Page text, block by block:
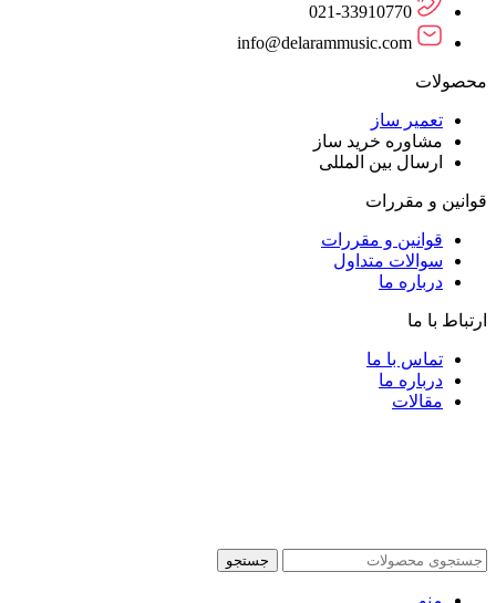
021-33910770
info@delarammusic.com
محصولات
تعمیر ساز
مشاوره خرید ساز
ارسال بین المللی
قوانین و مقررات
قوانین و مقررات
سوالات متداول
درباره ما
ارتباط با ما
تماس با ما
درباره ما
مقالات
جستجو